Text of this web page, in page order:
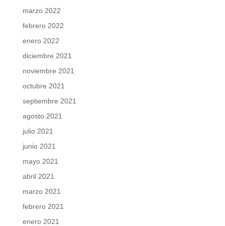
marzo 2022
febrero 2022
enero 2022
diciembre 2021
noviembre 2021
octubre 2021
septiembre 2021
agosto 2021
julio 2021
junio 2021
mayo 2021
abril 2021
marzo 2021
febrero 2021
enero 2021